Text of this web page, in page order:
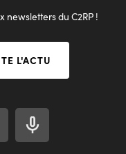
newsletters du C2RP !
L'ACTU